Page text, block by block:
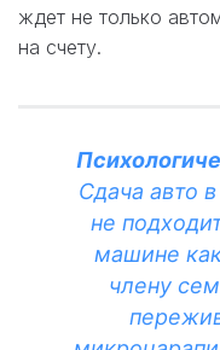
ждет не только
на счету.
Сдача авто
не
машине
члену